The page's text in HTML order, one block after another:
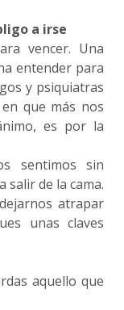
a irse
vencer. Una
entender para
y psiquiatras
que más nos
es por la
sentimos sin
salir de la cama.
atrapar
unas claves
aquello que